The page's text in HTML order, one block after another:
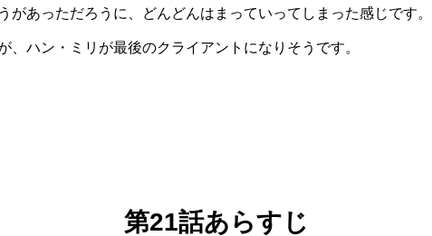
があっただろうに、どんどんはまっていってしまった感じです
、ハン・ミリが最後のクライアントになりそうです。
第21話あらすじ